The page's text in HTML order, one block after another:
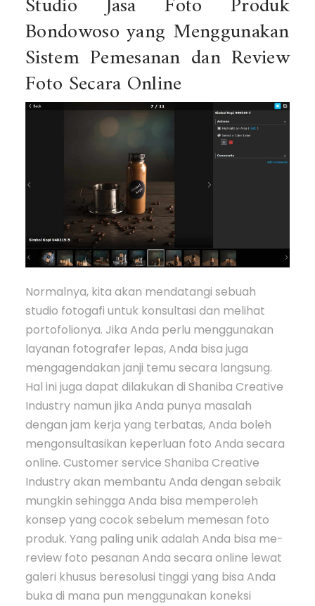
Bondowoso yang Menggunakan
Sistem Pemesanan dan Review
Foto Secara Online
Normalnya, kita akan mendatangi sebuah
studio fotogafi untuk konsultasi dan melihat
portofolionya. Jika Anda perlu menggunakan
layanan fotografer lepas, Anda bisa juga
mengagendakan janji temu secara langsung.
Hal ini juga dapat dilakukan di Shaniba Creative
Industry namun jika Anda punya masalah
dengan jam kerja yang terbatas, Anda boleh
mengonsultasikan keperluan foto Anda secara
online. Customer service Shaniba Creative
Industry akan membantu Anda dengan sebaik
mungkin sehingga Anda bisa memperoleh
konsep yang cocok sebelum memesan foto
produk. Yang paling unik adalah Anda bisa me-
review foto pesanan Anda secara online lewat
galeri khusus beresolusi tinggi yang bisa Anda
buka di mana pun menggunakan koneksi